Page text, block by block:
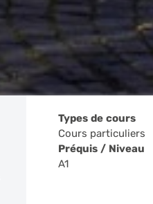
Types de cours
Cours particuliers
Préquis / Niveau
A1